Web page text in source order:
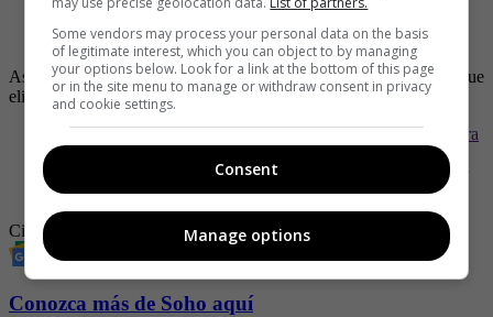
— Munir Falah (@MunirFalah)August 28, 2023
Así que ya sabe, agende el día y vaya revisando la cartelera para que
elija la película que ese día no se querrá perder. ¿Con quién iría?
TRON: ARES llega a la gran pantalla explorando la frontera
entre humanos e inteligencia artificial
Thunderbolts: el escuadrón imperfecto que promete sacudir
al MCU
Cine Películas Entretenimiento
Conozca más de Soho aquí
Some vendors may process your personal data on the basis
of legitimate interest, which you can object to by managing
your options below. Look for a link at the bottom of this page
or in the site menu to manage or withdraw consent in privacy
and cookie settings.
Consent
Manage options